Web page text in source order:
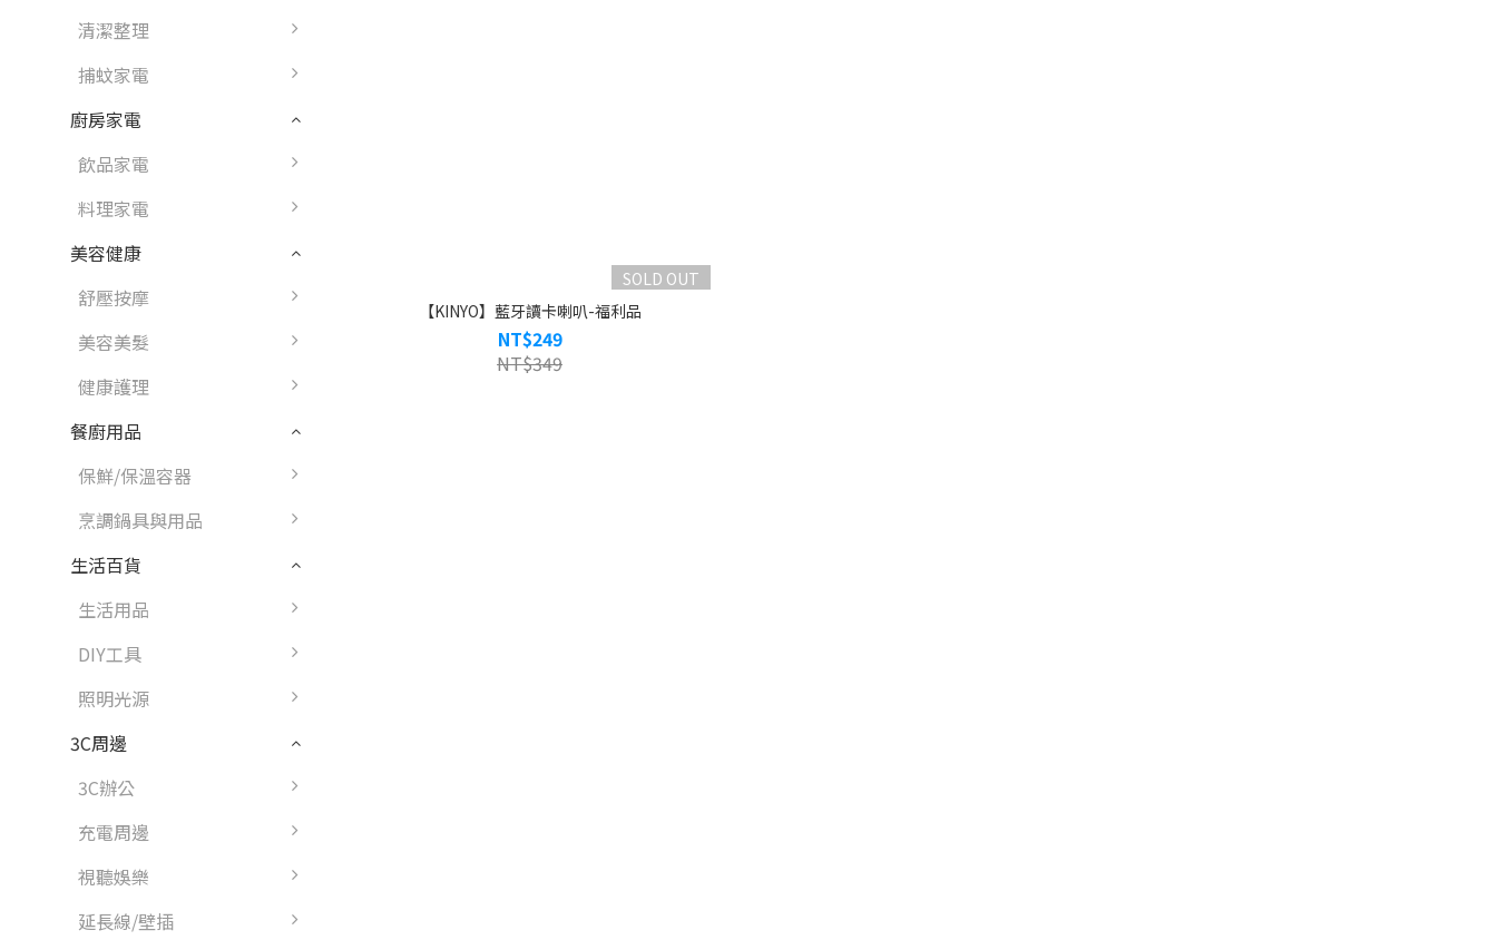
清潔整理
捕蚊家電
廚房家電
飲品家電
料理家電
美容健康
舒壓按摩
美容美髮
健康護理
餐廚用品
保鮮/保溫容器
烹調鍋具與用品
生活百貨
生活用品
DIY工具
照明光源
3C周邊
3C辦公
充電周邊
視聽娛樂
延長線/壁插
SOLD OUT
【KINYO】藍牙讀卡喇叭-福利品
NT$249
NT$349